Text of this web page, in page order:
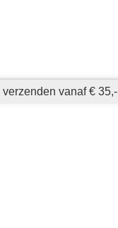
verzenden vanaf € 35,-